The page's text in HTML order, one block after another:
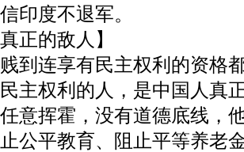
印度不退军。
正的敌 人】
到连享有民主权利的资格
主权利的人，是中国人真
意挥霍，没有道德底线，
公平教育、阻止平等养老